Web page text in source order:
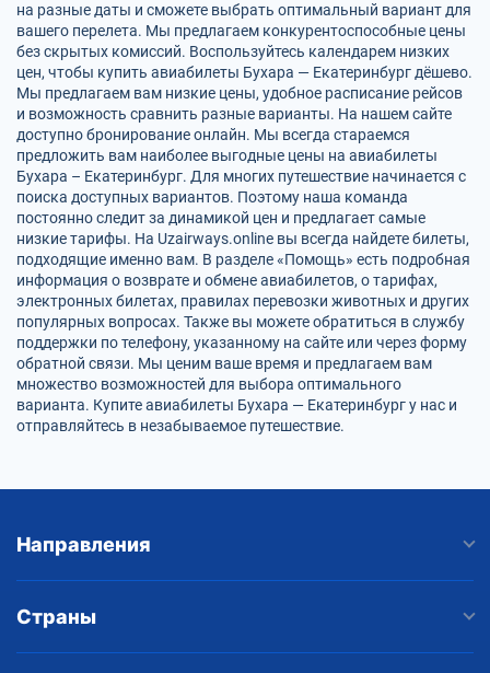
на разные даты и сможете выбрать оптимальный вариант для
вашего перелета. Мы предлагаем конкурентоспособные цены
без скрытых комиссий. Воспользуйтесь календарем низких
цен, чтобы купить авиабилеты Бухара — Екатеринбург дёшево.
Мы предлагаем вам низкие цены, удобное расписание рейсов
и возможность сравнить разные варианты. На нашем сайте
доступно бронирование онлайн. Мы всегда стараемся
предложить вам наиболее выгодные цены на авиабилеты
Бухара – Екатеринбург. Для многих путешествие начинается с
поиска доступных вариантов. Поэтому наша команда
постоянно следит за динамикой цен и предлагает самые
низкие тарифы. На Uzairways.online вы всегда найдете билеты,
подходящие именно вам. В разделе «Помощь» есть подробная
информация о возврате и обмене авиабилетов, о тарифах,
электронных билетах, правилах перевозки животных и других
популярных вопросах. Также вы можете обратиться в службу
поддержки по телефону, указанному на сайте или через форму
обратной связи. Мы ценим ваше время и предлагаем вам
множество возможностей для выбора оптимального
варианта. Купите авиабилеты Бухара — Екатеринбург у нас и
отправляйтесь в незабываемое путешествие.
Направления
Страны